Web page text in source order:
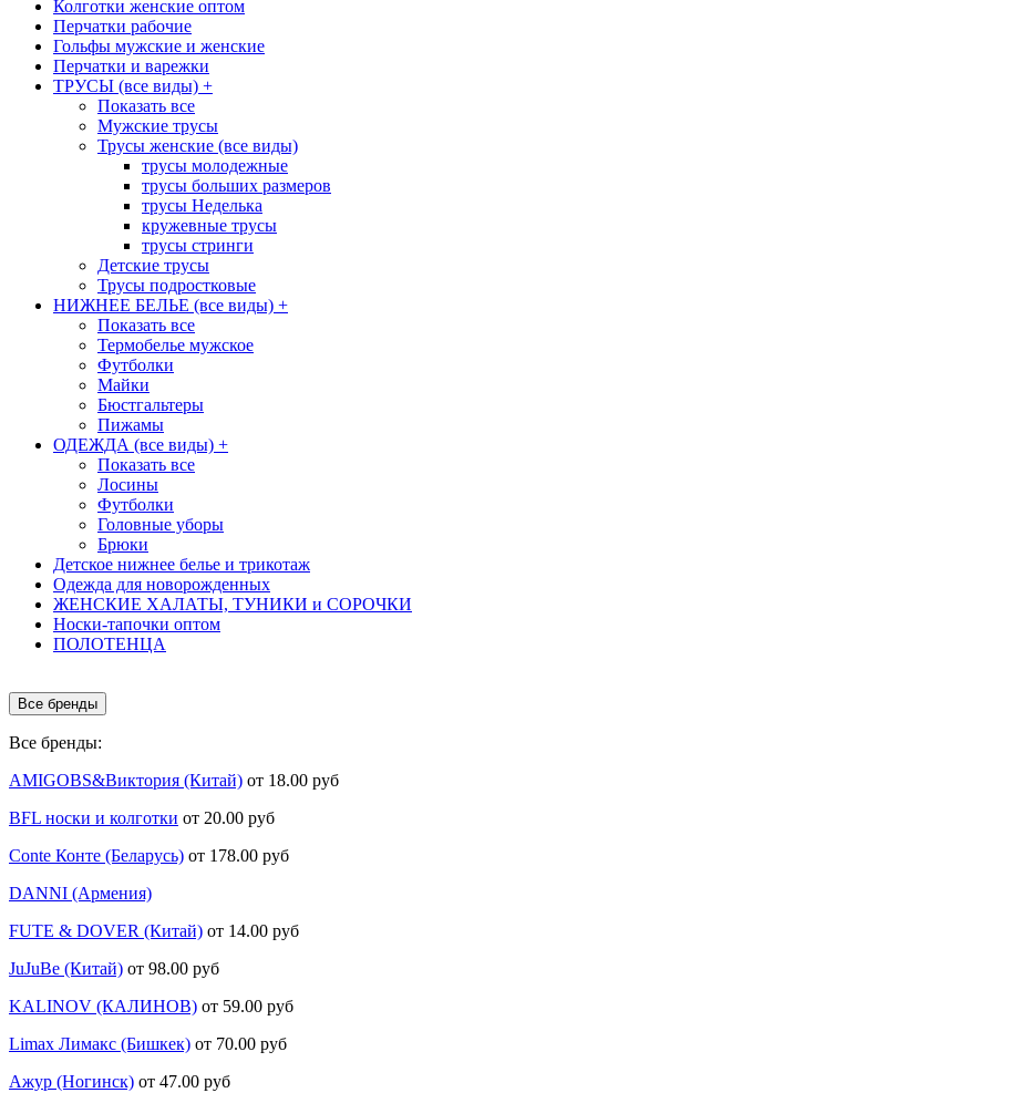
Колготки женские оптом
Перчатки рабочие
Гольфы мужские и женские
Перчатки и варежки
ТРУСЫ (все виды) +
Показать все
Мужские трусы
Трусы женские (все виды)
трусы молодежные
трусы больших размеров
трусы Неделька
кружевные трусы
трусы стринги
Детские трусы
Трусы подростковые
НИЖНЕЕ БЕЛЬЕ (все виды) +
Показать все
Термобелье мужское
Футболки
Майки
Бюстгальтеры
Пижамы
ОДЕЖДА (все виды) +
Показать все
Лосины
Футболки
Головные уборы
Брюки
Детское нижнее белье и трикотаж
Одежда для новорожденных
ЖЕНСКИЕ ХАЛАТЫ, ТУНИКИ и СОРОЧКИ
Носки-тапочки оптом
ПОЛОТЕНЦА
Все бренды
Все бренды:
AMIGOBS&Виктория (Китай) от 18.00 руб
BFL носки и колготки от 20.00 руб
Conte Конте (Беларусь) от 178.00 руб
DANNI (Армения)
FUTE & DOVER (Китай) от 14.00 руб
JuJuBe (Китай) от 98.00 руб
KALINOV (КАЛИНОВ) от 59.00 руб
Limax Лимакс (Бишкек) от 70.00 руб
Ажур (Ногинск) от 47.00 руб